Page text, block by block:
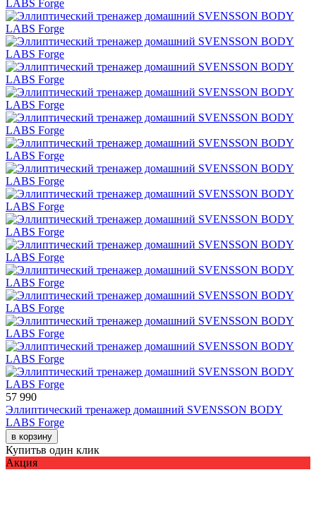
57 990
Эллиптический тренажер домашний SVENSSON BODY
LABS Forge
в корзину
Купитьв один клик
Акция